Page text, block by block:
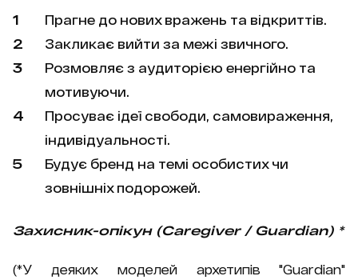
Прагне до нових вражень та відкриттів.
Закликає вийти за межі звичного.
Розмовляє з аудиторією енергійно та
мотивуючи.
Просуває ідеї свободи, самовираження,
індивідуальності.
Будує бренд на темі особистих чи
зовнішніх подорожей.
Захисник-опікун (Caregiver / Guardian) *
(*У деяких моделей архетипів "Guardian"